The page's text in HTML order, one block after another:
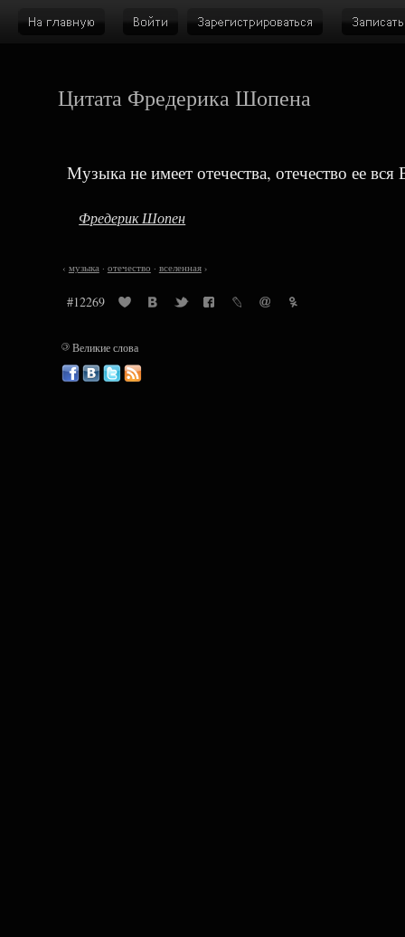
Цитата Фредерика Шопена
Музыка не имеет отечества, отечество ее вся
Фредерик Шопен
‹ музыка· отечество · вселенная›
#12269
©Великие слова